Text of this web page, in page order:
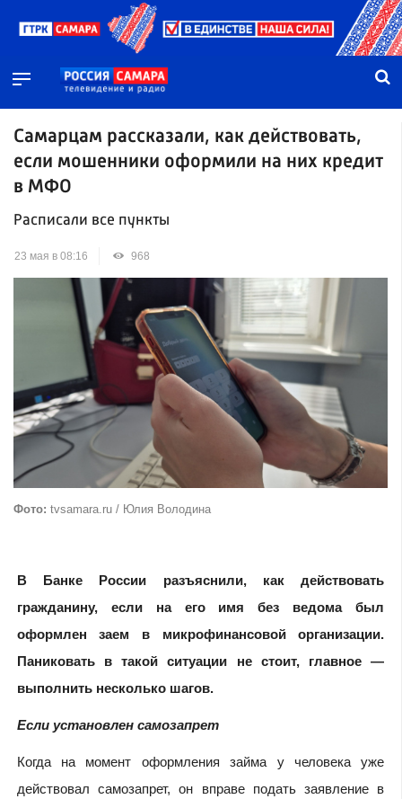
Самарцам рассказали, как действовать,
если мошенники оформили на них кредит
в МФО
Расписали все пункты
23 мая в 08:16 968
Фото: tvsamara.ru / Юлия Володина
В Банке России разъяснили, как действовать
гражданину, если на его имя без ведома был
оформлен заем в микрофинансовой организации.
Паниковать в такой ситуации не стоит, главное —
выполнить несколько шагов.
Если установлен самозапрет
Когда на момент оформления займа у человека уже
действовал самозапрет, он вправе подать заявление в